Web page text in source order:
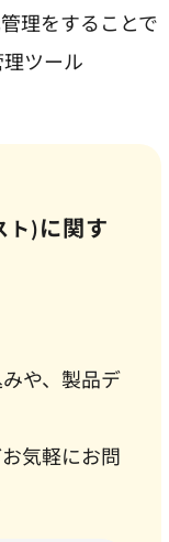
理をすることで
ツール
ト)に関す
や、製品デ
気軽にお問